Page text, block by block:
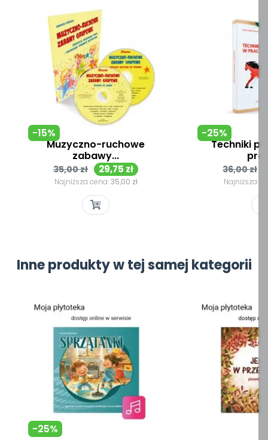
Muzyczno-ruchowe
zabawy...
Cena
podstawowa
35,00 zł Cena
29,75 zł
Najniższa cena:35,00 zł
-15%
Techniki
Cena
36,00 zł
Najniższa
-25%
Inne produkty w tej samej kategorii
-25%